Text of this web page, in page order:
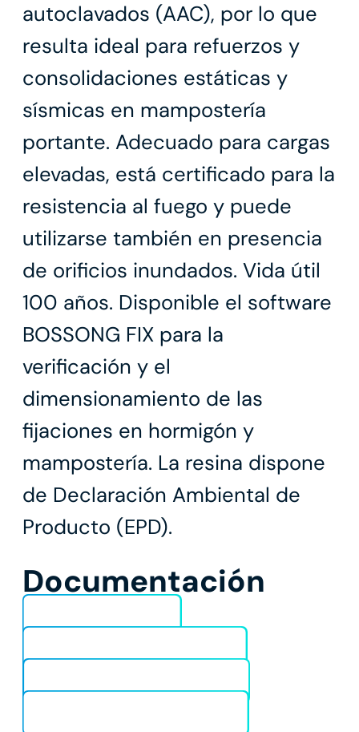
autoclavados (AAC), por lo que
resulta ideal para refuerzos y
consolidaciones estáticas y
sísmicas en mampostería
portante. Adecuado para cargas
elevadas, está certificado para la
resistencia al fuego y puede
utilizarse también en presencia
de orificios inundados. Vida útil
100 años. Disponible el software
BOSSONG FIX para la
verificación y el
dimensionamiento de las
fijaciones en hormigón y
mampostería. La resina dispone
de Declaración Ambiental de
Producto (EPD).
Documentación